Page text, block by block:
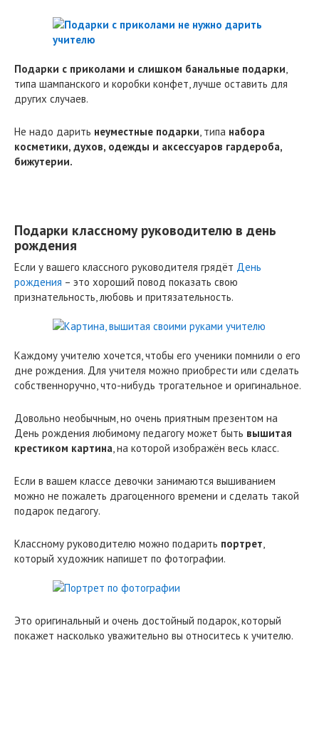
Подарки с приколами и слишком банальные подарки,
типа шампанского и коробки конфет, лучше оставить для
других случаев.
Не надо дарить неуместные подарки, типа набора
косметики, духов, одежды и аксессуаров гардероба,
бижутерии.
Подарки классному руководителю в день
рождения
Если у вашего классного руководителя грядёт День
рождения – это хороший повод показать свою
признательность, любовь и притязательность.
Каждому учителю хочется, чтобы его ученики помнили о его
дне рождения. Для учителя можно приобрести или сделать
собственноручно, что-нибудь трогательное и оригинальное.
Довольно необычным, но очень приятным презентом на
День рождения любимому педагогу может быть вышитая
крестиком картина, на которой изображён весь класс.
Если в вашем классе девочки занимаются вышиванием
можно не пожалеть драгоценного времени и сделать такой
подарок педагогу.
Классному руководителю можно подарить портрет,
который художник напишет по фотографии.
Это оригинальный и очень достойный подарок, который
покажет насколько уважительно вы относитесь к учителю.